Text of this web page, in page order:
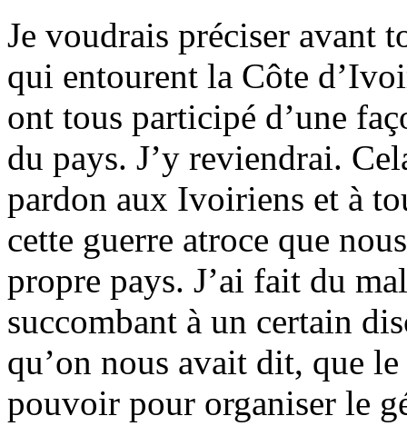
Je voudrais préciser avant
qui entourent la Côte
ont tous participé d’une
du pays. J’y reviendrai.
pardon aux Ivoiriens et à
cette guerre atroce que
propre pays. J’ai fait du
succombant à un certain
qu’on nous avait dit, que
pouvoir pour organiser le